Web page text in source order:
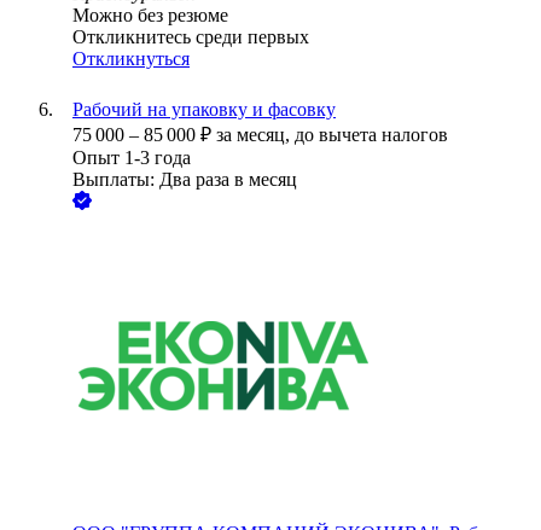
Можно без резюме
Откликнитесь среди первых
Откликнуться
Рабочий на упаковку и фасовку
75 000 – 85 000 ₽ за месяц, до вычета налогов
Опыт 1-3 года
Выплаты: Два раза в месяц